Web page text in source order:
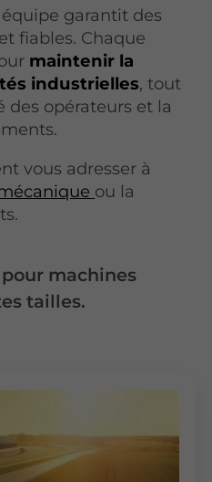
équipe garantit des
fiables. Chaque
maintenir la
industrielles, tout
des opérateurs et la
vous adresser à
ou la
machines
tailles.